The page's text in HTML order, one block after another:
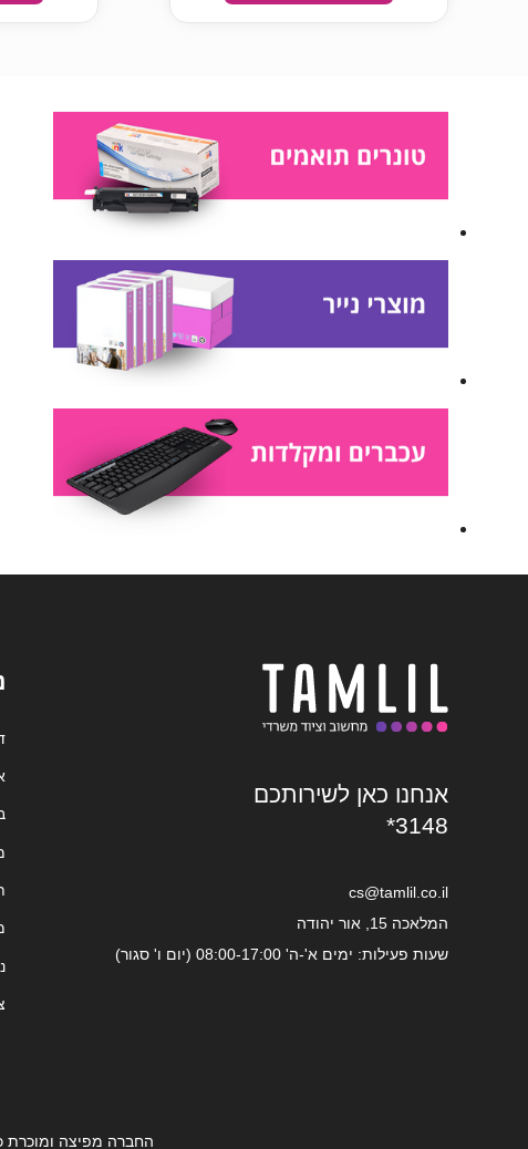
אנחנו כאן לשירותכם
*3148
cs@tamlil.co.il
המלאכה 15, אור יהודה
שעות פעילות: ימים א'-ה' 08:00-17:00 (יום ו' סגור)
החברה מפיצה ומוכרת